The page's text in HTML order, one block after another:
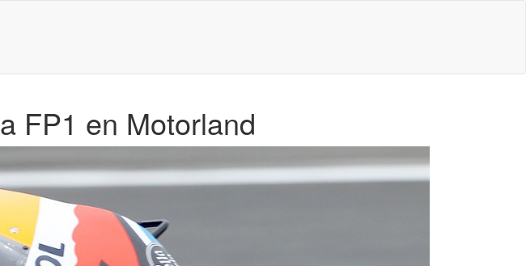
FP1 en Motorland